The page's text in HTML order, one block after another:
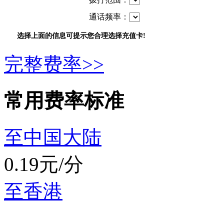
通话频率：
选择上面的信息可提示您合理选择充值卡!
完整费率>>
常用费率标准
至中国大陆
0.19元/分
至香港